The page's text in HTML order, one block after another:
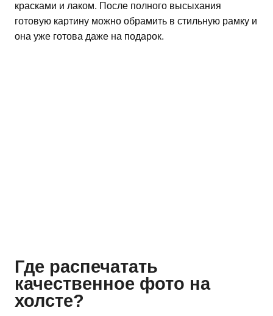
красками и лаком. После полного высыхания
готовую картину можно обрамить в стильную рамку и
она уже готова даже на подарок.
Где распечатать
качественное фото на
холсте?